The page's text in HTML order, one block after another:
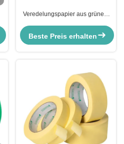
Veredelungspapier aus grünem
bis 170 Mikrometern
Beste Preis erhalten